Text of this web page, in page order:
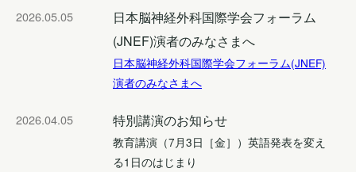
2026.05.05
日本脳神経外科国際学会フォーラム
(JNEF)演者のみなさまへ
日本脳神経外科国際学会フォーラム(JNEF)
演者のみなさまへ
2026.04.05 特別講演のお知らせ
教育講演（7月3日［金］）英語発表を変え
る1日のはじまり